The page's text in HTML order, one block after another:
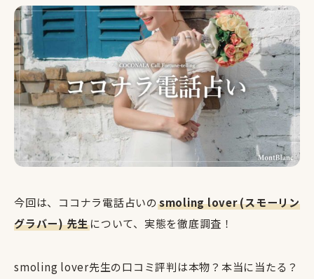
今回は、ココナラ電話占いのsmoling lover (スモーリン
グラバー) 先生について、実態を徹底調査！
smoling lover先生の口コミ評判は本物？本当に当たる？